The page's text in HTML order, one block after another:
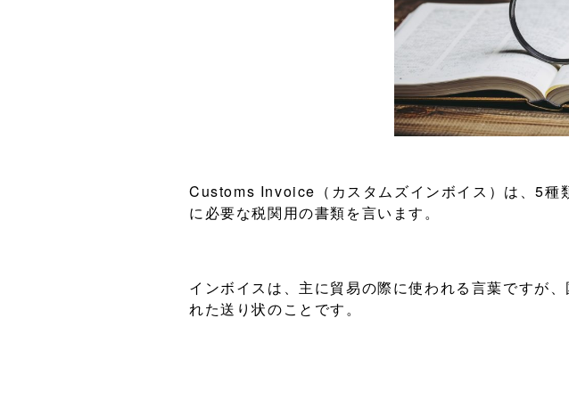
Customs Invoice（カスタムズインボイス）は、5種
に必要な税関用の書類を言います。
インボイスは、主に貿易の際に使われる言葉ですが
れた送り状のことです。